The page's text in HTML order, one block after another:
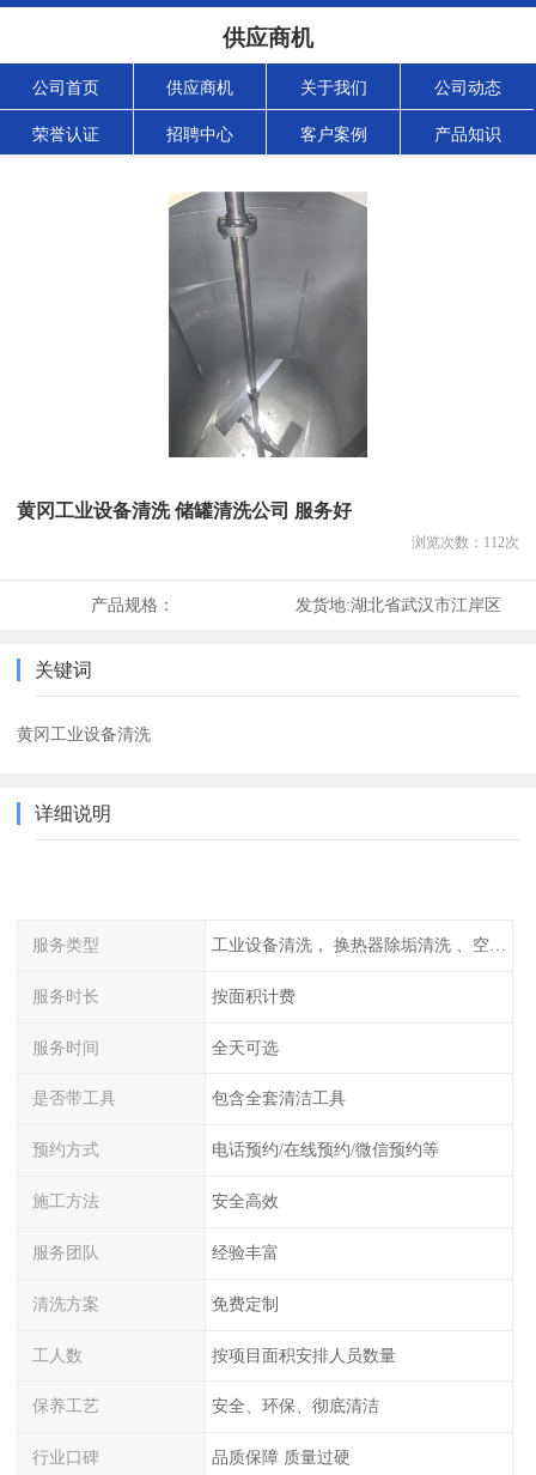
供应商机
公司首页 供应商机 关于我们 公司动态
荣誉认证 招聘中心 客户案例 产品知识
黄冈工业设备清洗 储罐清洗公司 服务好
浏览次数： 112次
产品规格： 发货地:湖北省武汉市江岸区
关键词
黄冈工业设备清洗
详细说明
服务类型 工业设备清洗， 换热器除垢清洗 、空调清洗等
服务时长 按面积计费
服务时间 全天可选
是否带工具 包含全套清洁工具
预约方式 电话预约/在线预约/微信预约等
施工方法 安全高效
服务团队 经验丰富
清洗方案 免费定制
工人数 按项目面积安排人员数量
保养工艺 安全、环保、彻底清洁
行业口碑 品质保障 质量过硬